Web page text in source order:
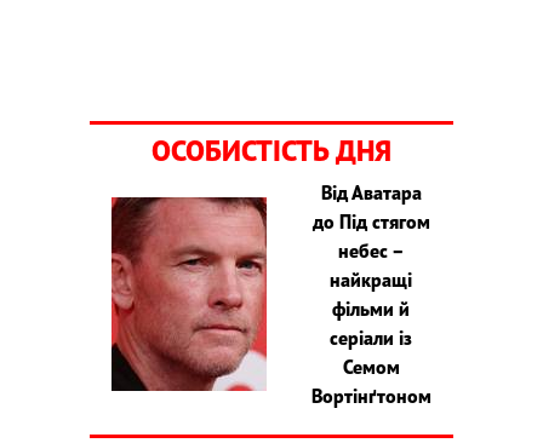
ОСОБИСТІСТЬ ДНЯ
Від Аватара
до Під стягом
небес –
найкращі
фільми й
серіали із
Семом
Вортінґтоном